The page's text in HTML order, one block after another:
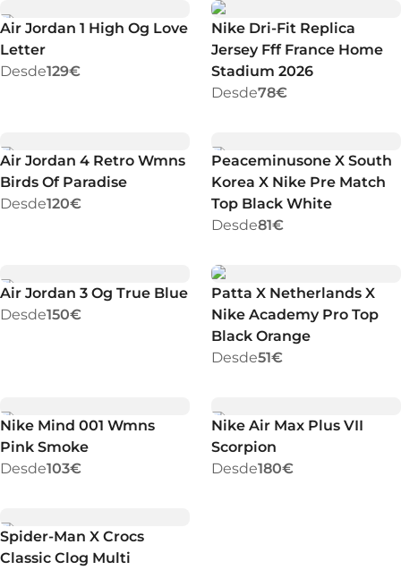
Air Jordan 1 High Og Love
Letter
Desde129€
Nike Dri-Fit Replica
Jersey Fff France Home
Stadium 2026
Desde78€
Air Jordan 4 Retro Wmns
Birds Of Paradise
Desde120€
Peaceminusone X South
Korea X Nike Pre Match
Top Black White
Desde81€
Air Jordan 3 Og True Blue
Desde150€
Patta X Netherlands X
Nike Academy Pro Top
Black Orange
Desde51€
Nike Mind 001 Wmns
Pink Smoke
Desde103€
Nike Air Max Plus VII
Scorpion
Desde180€
Spider-Man X Crocs
Classic Clog Multi